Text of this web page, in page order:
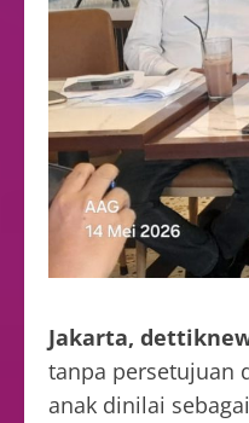
Jakarta,
tanpa persetujuan
anak dinilai